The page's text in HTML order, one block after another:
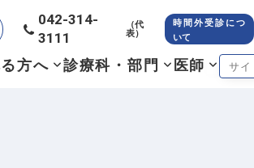
042-314-
3111
（代
表）
時間外受診につ
いて
方へ 診療科・部門 医師